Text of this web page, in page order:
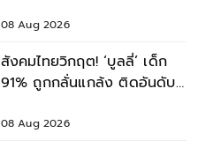
08 Aug 2026
สังคมไทยวิกฤต! ‘บูลลี่’ เด็ก
91% ถูกกลั่นแกล้ง ติดอันดับ
08 Aug 2026